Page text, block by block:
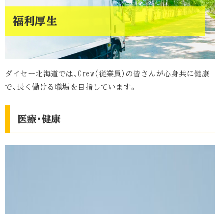
福利厚生
ダイセー北海道では、Crew(従業員)の皆さんが心身共に健康
で、長く働ける職場を目指しています。
医療・健康